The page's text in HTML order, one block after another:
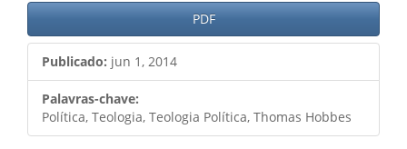
PDF
Publicado: jun 1, 2014
Palavras-chave:
Política, Teologia, Teologia Política, Thomas Hobbes